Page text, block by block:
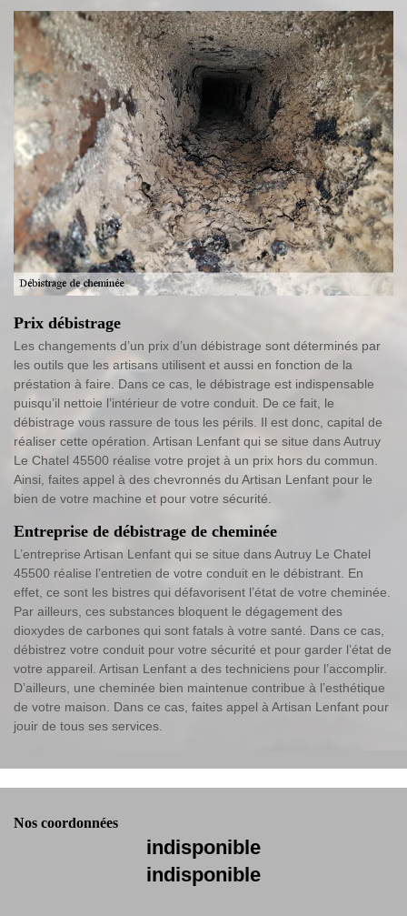
Prix débistrage
Les changements d’un prix d’un débistrage sont déterminés par
les outils que les artisans utilisent et aussi en fonction de la
préstation à faire. Dans ce cas, le débistrage est indispensable
puisqu’il nettoie l’intérieur de votre conduit. De ce fait, le
débistrage vous rassure de tous les périls. Il est donc, capital de
réaliser cette opération. Artisan Lenfant qui se situe dans Autruy
Le Chatel 45500 réalise votre projet à un prix hors du commun.
Ainsi, faites appel à des chevronnés du Artisan Lenfant pour le
bien de votre machine et pour votre sécurité.
Entreprise de débistrage de cheminée
L’entreprise Artisan Lenfant qui se situe dans Autruy Le Chatel
45500 réalise l’entretien de votre conduit en le débistrant. En
effet, ce sont les bistres qui défavorisent l’état de votre cheminée.
Par ailleurs, ces substances bloquent le dégagement des
dioxydes de carbones qui sont fatals à votre santé. Dans ce cas,
débistrez votre conduit pour votre sécurité et pour garder l’état de
votre appareil. Artisan Lenfant a des techniciens pour l’accomplir.
D’ailleurs, une cheminée bien maintenue contribue à l’esthétique
de votre maison. Dans ce cas, faites appel à Artisan Lenfant pour
jouir de tous ses services.
Nos coordonnées
indisponible
indisponible